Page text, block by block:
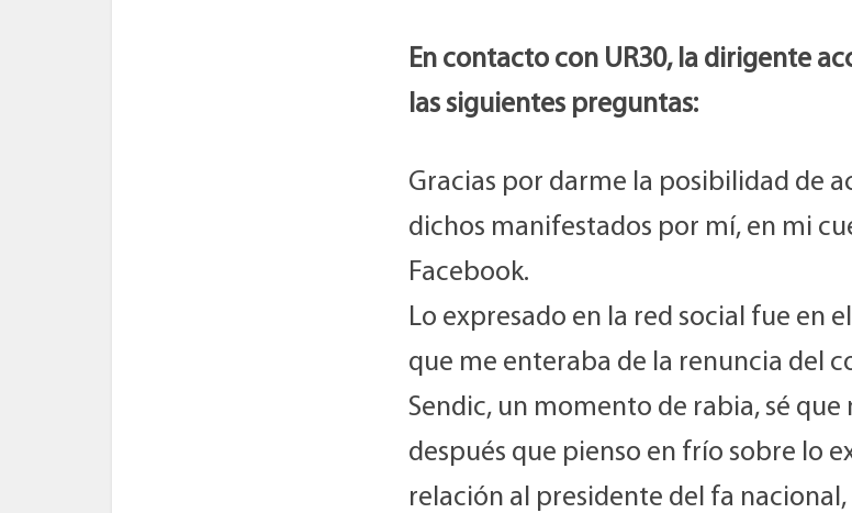
En contacto con UR30, la dirigente
las siguientes preguntas:
Gracias por darme la posibilidad de
dichos manifestados por mí, en mi
Facebook.
Lo expresado en la red social fue en
que me enteraba de la renuncia del
Sendic, un momento de rabia, sé que
después que pienso en frío sobre lo
relación al presidente del fa